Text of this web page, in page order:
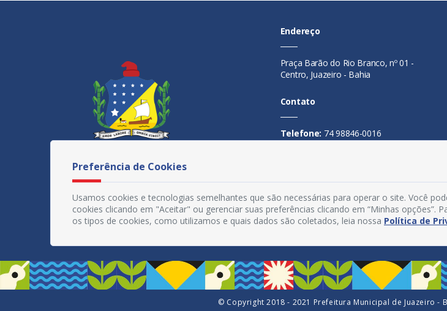
Endereço
Praça Barão do Rio Branco, nº 01 -
Centro, Juazeiro - Bahia
Contato
Telefone: 74 98846-0016
Email:ouvidoria@juazeiro.ba.gov.br
Segunda a sexta-feira, das 08h às
14h
© Copyright 2018 - 2021 Prefeitura Municipal de Juazeiro -
Preferência de Cookies
Usamos cookies e tecnologias semelhantes que são necessárias para operar o site. Você
cookies clicando em "Aceitar" ou gerenciar suas preferências clicando em “Minhas opções”.
os tipos de cookies, como utilizamos e quais dados são coletados, leia nossa Política de